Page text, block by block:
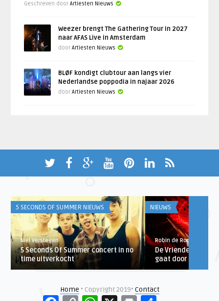
Geschreven doorArtiesten Nieuws
Weezer brengt The Gathering Tour in 2027
naar AFAS Live in Amsterdam
doorArtiesten Nieuws
BLØF kondigt clubtour aan langs vier
Nederlandse poppodia in najaar 2026
doorArtiesten Nieuws
5 SECONDS OF SUMMER NIEUWS
Niel Verstegen
5 Seconds Of Summer concert in no
time uitverkocht
NIEUWS
Robin de Roode
De Vrienden van
gaat door als
Home • Copyright 2019• Contact
FacebookCopy WhatsApp Print